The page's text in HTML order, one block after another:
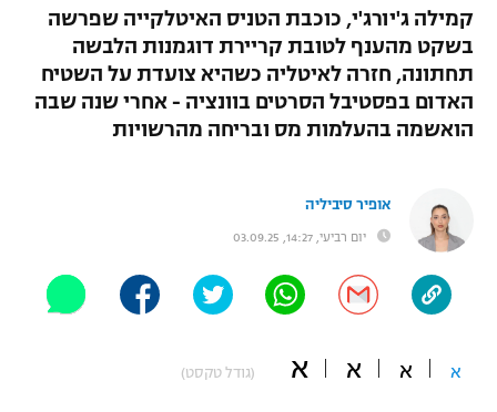
לוח שידורים
ברחבה
"מעל הליגה" – פודקאסט
"מחצית בשכונה" – פודקאסט
הפועל חיפה
הפועל באר שבע
בני יהודה
ליגה טורקית
ג'ודו
אגרוף
ספורט אולימפי
היאבקות WWE
אופניים
קמילה ג'יורג'י, כוכבת הטניס האיטלקייה שפרשה
בשקט מהענף לטובת קריירת דוגמנות הלבשה
תחתונה, חזרה לאיטליה כשהיא צועדת על השטיח
האדום בפסטיבל הסרטים בוונציה - אחרי שנה שבה
הואשמה בהעלמות מס ובריחה מהרשויות
אופיר סיביליה
יום רביעי, 14:27, 03.09.25
א א א א (גודל טקסט)